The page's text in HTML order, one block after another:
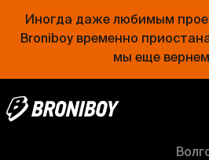
Иногда даже любимым
Broniboy временно
мы еще
Популярные места
Pastel